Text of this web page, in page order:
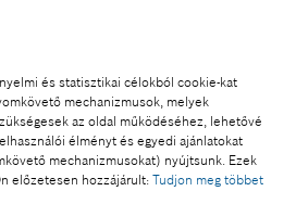
és statisztikai célokból cookie-kat
mechanizmusok, melyek
az oldal működéséhez, lehetővé
élményt és egyedi ajánlatokat
mechanizmusokat) nyújtsunk. Ezek
előzetesen hozzájárult: Tudjon meg többet
a hatvani
ban
technikus tanulólányok, várunk
amely során első
digitális gyárát, a Bosch csoport
legnagyobb gyártóközpontját